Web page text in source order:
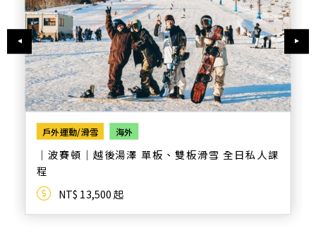
戶外運動/滑雪 海外
｜波賽頓｜越後湯澤 單板、雙板滑雪 全日私人課
程
NT$ 13,500 起